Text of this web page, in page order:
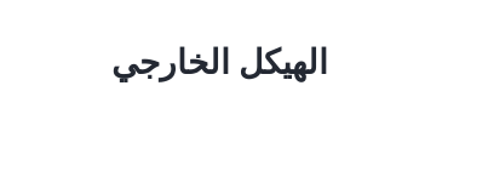
الهيكل الخارجي